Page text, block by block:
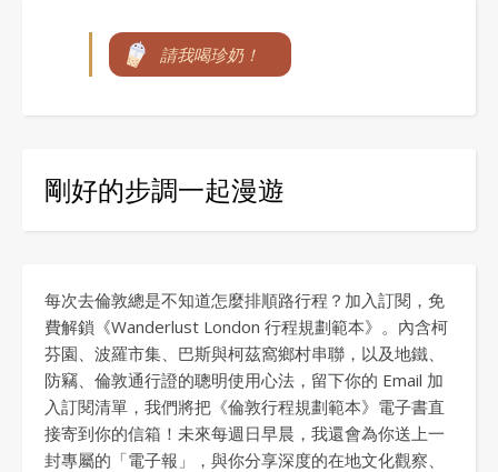
請我喝珍奶！
剛好的步調一起漫遊
每次去倫敦總是不知道怎麼排順路行程？加入訂閱，免
費解鎖《Wanderlust London 行程規劃範本》。內含柯
芬園、波羅市集、巴斯與柯茲窩鄉村串聯，以及地鐵、
防竊、倫敦通行證的聰明使用心法，留下你的 Email 加
入訂閱清單，我們將把《倫敦行程規劃範本》電子書直
接寄到你的信箱！未來每週日早晨，我還會為你送上一
封專屬的「電子報」，與你分享深度的在地文化觀察、